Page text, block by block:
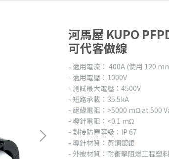
河馬屋 KUPO
可代客做線
- 適用電流： 400A (使用 120
- 適用電壓：1000V
- 測試最大電壓：4500V
- 短路承載：35.5kA
- 絕緣電阻：>5000 mΩ at 500
- 導針電阻：<0.1 mΩ
- 對接防塵等級：IP 67
- 導針材質：黃銅鍍銀
- 外被材質：耐衝擊阻燃工程塑料